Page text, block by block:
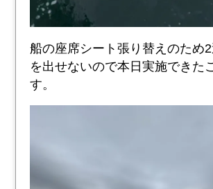
船の座席シート張り替えのため
を出せないので本日実施できた
す。